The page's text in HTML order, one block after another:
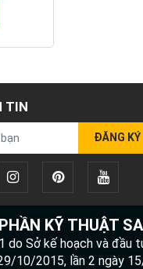
TIN
ĐĂNG KÝ
KỸ THUẬT
do Sở kế hoạch và đầu
10/2015, lần 2 ngày